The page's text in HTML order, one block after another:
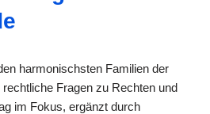
harmonischsten Familien der
Fragen zu Rechten und
im Fokus, ergänzt durch